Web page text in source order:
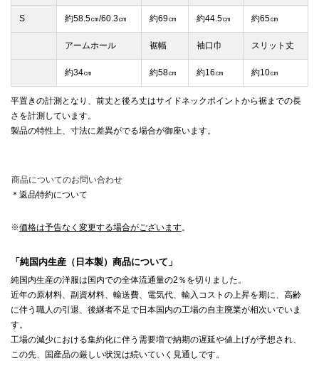
S 約58.5㎝/60.3㎝ 約69㎝ 約44.5㎝ 約65㎝
アームホール 裾幅 袖口巾 スリット丈
約34㎝ 約58㎝ 約16㎝ 約10㎝
平置きの計測となり、前丈と後ろ丈はサイドネックポイントから裾までの長
さを計測しています。
製品の特性上、寸法に差異がでる場合が御座います。
商品についてのお問い合わせ
＊返品特約について
※価格は予告なく変更する場合がございます。
「純国内生産（日本製）商品について」
純国内生産の洋服は国内での全体流通量の2％を切りました。
近年の原材料、副資材料、輸送費、電気代、輸入コストの上昇を期に、高齢
に伴う職人の引退、後継者不足で日本国内の工場の自主廃業が相次いでいま
す。
工場の減少における集約化に伴う需要増で納期の遅延や値上げが予想され、
この先、国産品の厳しい状況は続いていく見通しです。